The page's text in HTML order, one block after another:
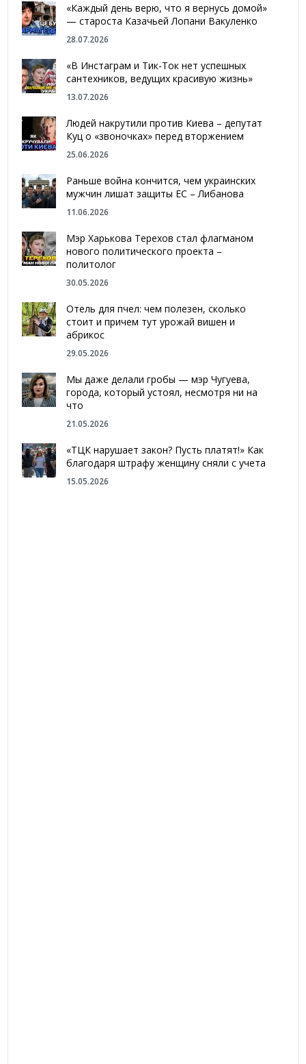
«Каждый день верю, что я вернусь домой»
— староста Казачьей Лопани Вакуленко
28.07.2026
«В Инстаграм и Тик-Ток нет успешных
сантехников, ведущих красивую жизнь»
13.07.2026
Людей накрутили против Киева – депутат
Куц о «звоночках» перед вторжением
25.06.2026
Раньше война кончится, чем украинских
мужчин лишат защиты ЕС – Либанова
11.06.2026
Мэр Харькова Терехов стал флагманом
нового политического проекта –
политолог
30.05.2026
Отель для пчел: чем полезен, сколько
стоит и причем тут урожай вишен и
абрикос
29.05.2026
Мы даже делали гробы — мэр Чугуева,
города, который устоял, несмотря ни на
что
21.05.2026
«ТЦК нарушает закон? Пусть платят!» Как
благодаря штрафу женщину сняли с учета
15.05.2026